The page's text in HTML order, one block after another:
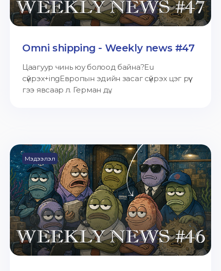
Omni shipping - Weekly news #47
Цаагуур чинь юу болоод байна?Eu
сүйрэх+ingЕвропын эдийн засаг сүйрэх цэг рүү
гээ явсаар л. Герман дү...
Мэдээлэл